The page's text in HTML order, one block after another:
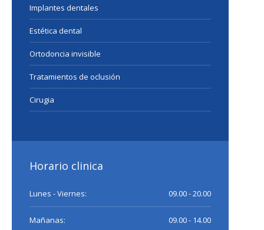
Implantes dentales
Estética dental
Ortodoncia invisible
Tratamientos de oclusión
Cirugia
Horario clinica
Lunes - Viernes: 09.00 - 20.00
Mañanas: 09.00 - 14.00